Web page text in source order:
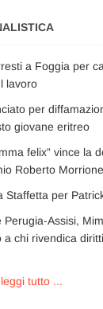
a Foggia per
lavoro
per
giovane eritreo
felix” vince la
Roberto Morrione
Staffetta per
Perugia-Assisi,
a chi rivendica
leggi tutto ...